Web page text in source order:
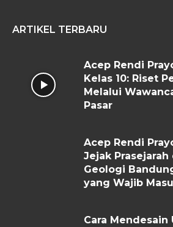
ARTIKEL TERBARU
Acep Rendi
Kelas 10: Riset
Melalui
Pasar
Acep Rendi
Jejak
Geologi
yang Wajib
Cara Mendesain